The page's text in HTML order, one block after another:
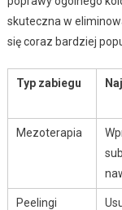
skuteczna w
się coraz bardziej
Typ zabiegu
Mezoterapia
Peelingi